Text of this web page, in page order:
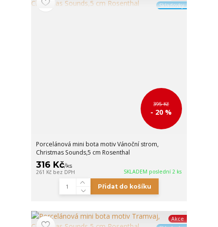
Skladovky
395 Kč
- 20 %
Porcelánová mini bota motiv Vánoční strom,
Christmas Sounds,5 cm Rosenthal
316 Kč/ks
261 Kč bez DPH SKLADEM poslední 2 ks
Přidat do košíku
Akce